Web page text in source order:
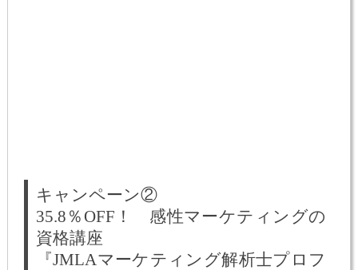
キャンペーン②
35.8％OFF！ 感性マーケティングの
資格講座
『JMLAマーケティング解析士プロフ